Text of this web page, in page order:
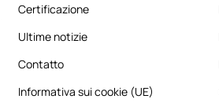
Certificazione
Ultime notizie
Contatto
Informativa sui cookie (UE)